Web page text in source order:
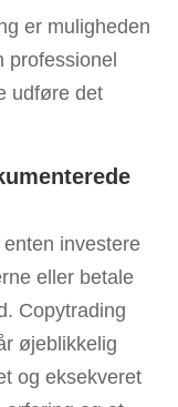
er muligheden
professionel
udføre det
investere
eller betale
Copytrading
øjeblikkelig
og eksekveret